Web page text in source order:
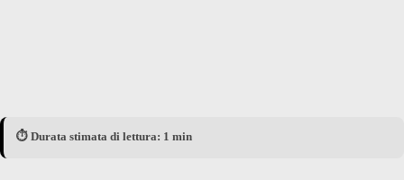
⏱️ Durata stimata di lettura: 1 min